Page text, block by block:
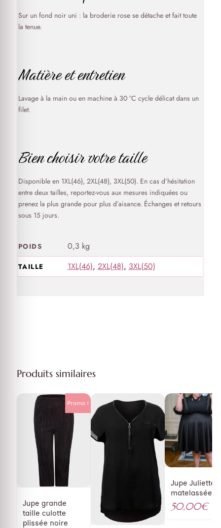
Sur un fond noir uni : la broderie rose se détache et fait toute
la tenue.
Matière et entretien
Lavage à la main ou en machine à 30 °C cycle délicat dans un
filet.
Bien choisir votre taille
Disponible en 1XL(46), 2XL(48), 3XL(50). En cas d’hésitation
entre deux tailles, reportez-vous aux mesures indiquées ou
prenez la plus grande pour plus d’aisance. Échanges et retours
sous 15 jours.
POIDS 0,3 kg
TAILLE 1XL(46), 2XL(48), 3XL(50)
Produits similaires
Jupe grande
taille culotte
plissée noire
Promo !
Jupe Juliette
matelassée
50,00€